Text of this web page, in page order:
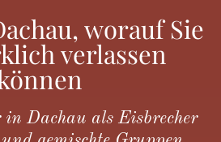
worauf Sie
verlassen
Dachau als Eisbrecher